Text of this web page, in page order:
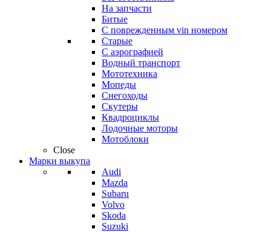
На запчасти
Битые
С поврежденным vin номером
Старые
С аэрографией
Водный транспорт
Мототехника
Мопеды
Снегоходы
Скутеры
Квадроциклы
Лодочные моторы
Мотоблоки
Close
Марки выкупа
Audi
Mazda
Subaru
Volvo
Skoda
Suzuki